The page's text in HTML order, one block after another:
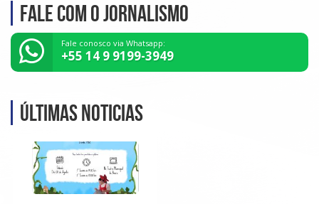
Fale com o Jornalismo
Fale conosco via Whatsapp:
+55 14 9 9199-3949
Últimas noticias